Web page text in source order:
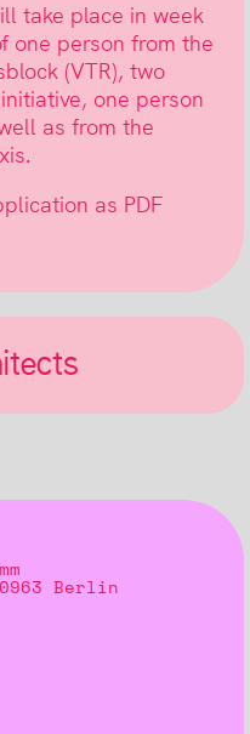
take place in week
one person from the
(VTR), two
one person
as from the
as PDF
Berlin